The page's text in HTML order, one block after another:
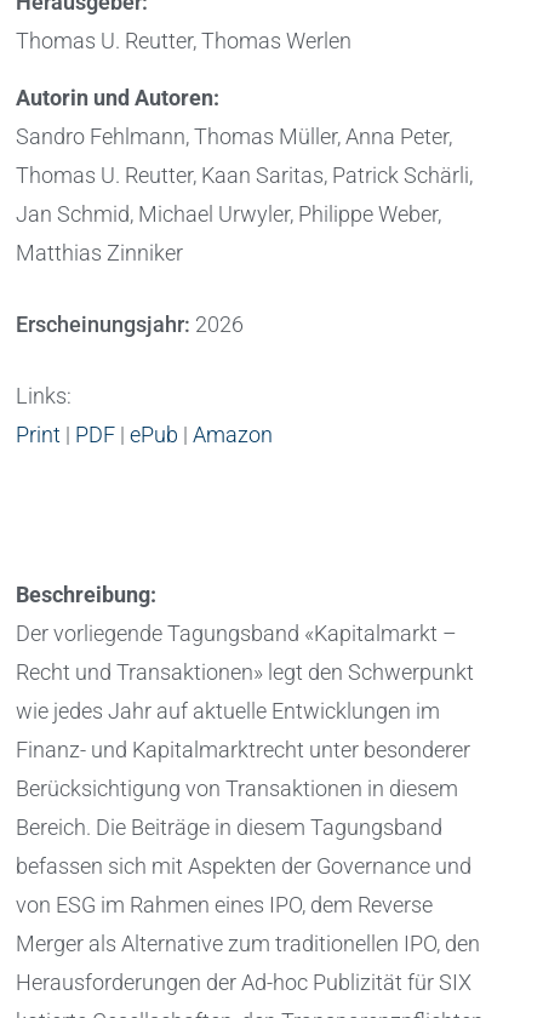
Thomas U. Reutter, Thomas Werlen
Autorin und Autoren:
Sandro Fehlmann, Thomas Müller, Anna Peter,
Thomas U. Reutter, Kaan Saritas, Patrick Schärli,
Jan Schmid, Michael Urwyler, Philippe Weber,
Matthias Zinniker
Erscheinungsjahr: 2026
Links:
Print | PDF |ePub |Amazon
Beschreibung:
Der vorliegende Tagungsband «Kapitalmarkt –
Recht und Transaktionen» legt den Schwerpunkt
wie jedes Jahr auf aktuelle Entwicklungen im
Finanz- und Kapitalmarktrecht unter besonderer
Berücksichtigung von Transaktionen in diesem
Bereich. Die Beiträge in diesem Tagungsband
befassen sich mit Aspekten der Governance und
von ESG im Rahmen eines IPO, dem Reverse
Merger als Alternative zum traditionellen IPO, den
Herausforderungen der Ad-hoc Publizität für SIX